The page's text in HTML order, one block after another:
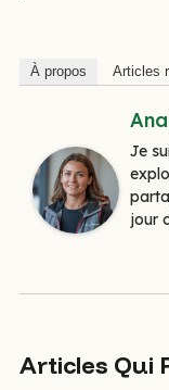
À propos Articles
Je
jour
Articles Qui